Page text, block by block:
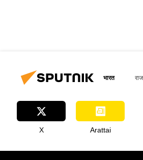
भारत
X Arattai